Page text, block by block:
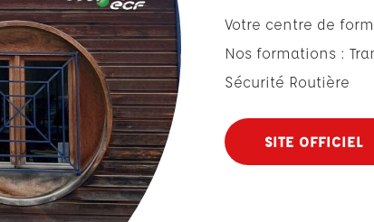
Votre centre de
Nos formations :
Sécurité Routière
SITE OFFICIEL